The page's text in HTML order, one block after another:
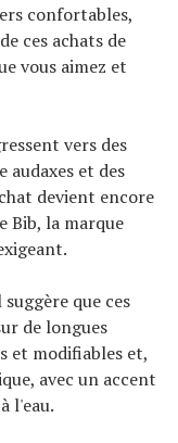
confortables,
ces achats de
vous aimez et
vers des
audaxes et des
devient encore
Bib, la marque
que ces
de longues
et modifiables et,
avec un accent
l'eau.